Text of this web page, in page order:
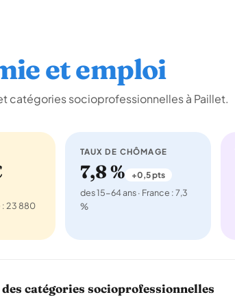
et emploi
catégories socioprofessionnelles à Paillet.
: 23 880
TAUX DE CHÔMAGE
7,8 % +0,5 pts
des 15-64 ans · France : 7,3
%
catégories socioprofessionnelles